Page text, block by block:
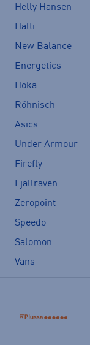
Helly Hansen
Halti
New Balance
Energetics
Hoka
Röhnisch
Asics
Under Armour
Firefly
Fjällräven
Zeropoint
Speedo
Salomon
Vans